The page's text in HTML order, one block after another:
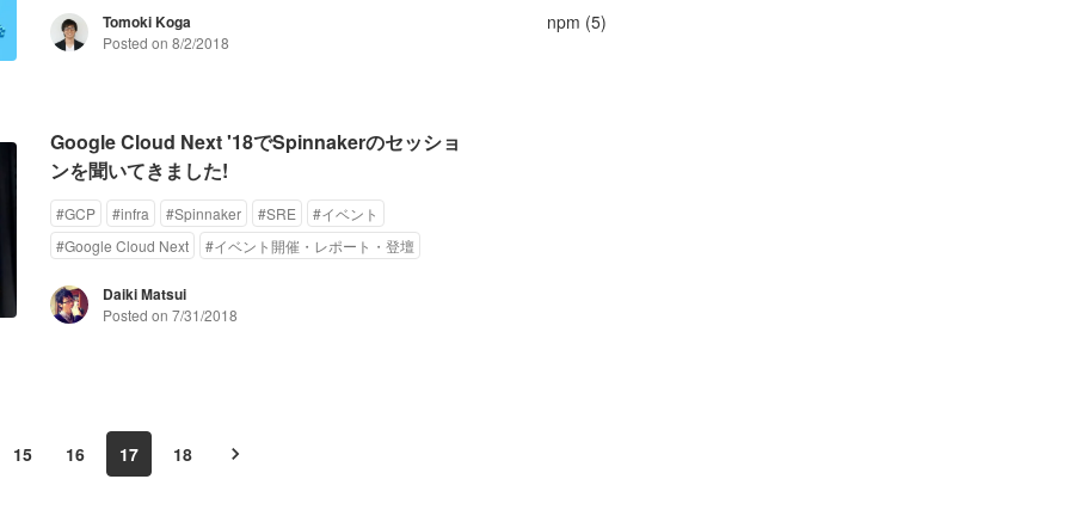
Tomoki Koga
Posted on 8/2/2018
Google Cloud Next '18でSpinnakerのセッショ
ンを聞いてきました!
#GCP #infra #Spinnaker #SRE #イベント
#Google Cloud Next #イベント開催・レポート・登壇
Daiki Matsui
Posted on 7/31/2018
15 16 17 18
npm (5)